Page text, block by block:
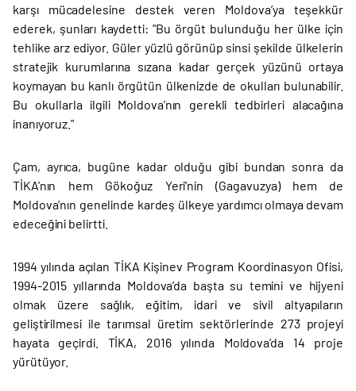
karşı mücadelesine destek veren Moldova’ya teşekkür
ederek, şunları kaydetti: "Bu örgüt bulunduğu her ülke için
tehlike arz ediyor. Güler yüzlü görünüp sinsi şekilde ülkelerin
stratejik kurumlarına sızana kadar gerçek yüzünü ortaya
koymayan bu kanlı örgütün ülkenizde de okulları bulunabilir.
Bu okullarla ilgili Moldova’nın gerekli tedbirleri alacağına
inanıyoruz."
Çam, ayrıca, bugüne kadar olduğu gibi bundan sonra da
TİKA'nın hem Gökoğuz Yeri'nin (Gagavuzya) hem de
Moldova’nın genelinde kardeş ülkeye yardımcı olmaya devam
edeceğini belirtti.
1994 yılında açılan TİKA Kişinev Program Koordinasyon Ofisi,
1994-2015 yıllarında Moldova’da başta su temini ve hijyeni
olmak üzere sağlık, eğitim, idari ve sivil altyapıların
geliştirilmesi ile tarımsal üretim sektörlerinde 273 projeyi
hayata geçirdi. TİKA, 2016 yılında Moldova’da 14 proje
yürütüyor.